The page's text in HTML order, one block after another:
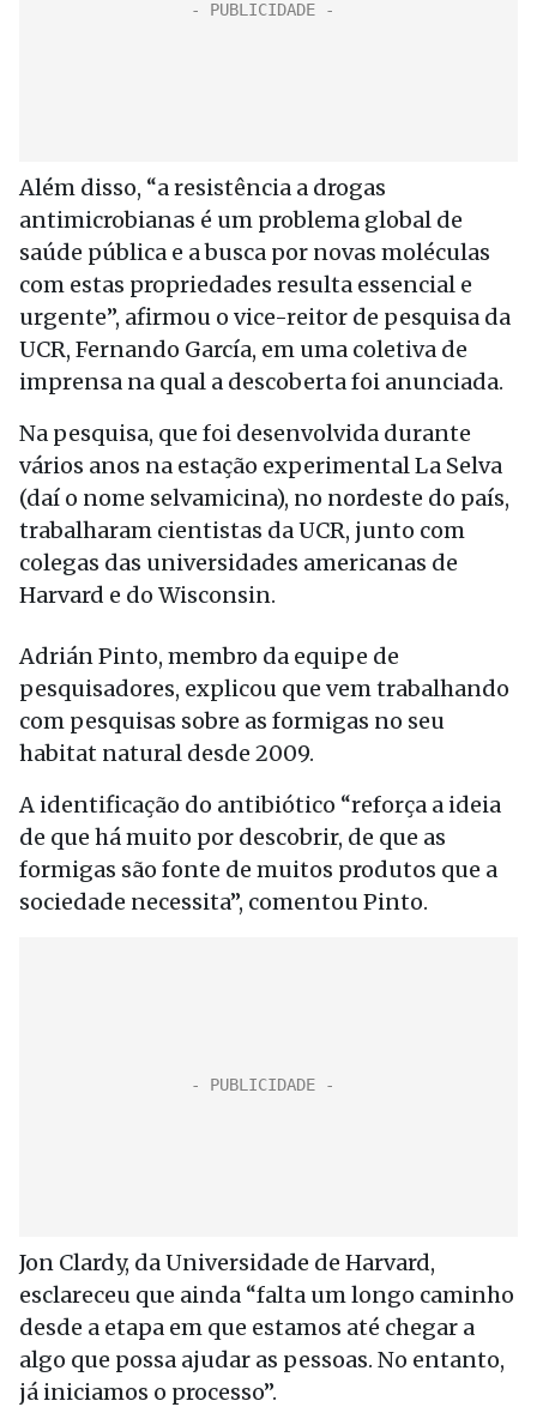
Além disso, “a resistência a drogas
antimicrobianas é um problema global de
saúde pública e a busca por novas moléculas
com estas propriedades resulta essencial e
urgente”, afirmou o vice-reitor de pesquisa da
UCR, Fernando García, em uma coletiva de
imprensa na qual a descoberta foi anunciada.
Na pesquisa, que foi desenvolvida durante
vários anos na estação experimental La Selva
(daí o nome selvamicina), no nordeste do país,
trabalharam cientistas da UCR, junto com
colegas das universidades americanas de
Harvard e do Wisconsin.
Adrián Pinto, membro da equipe de
pesquisadores, explicou que vem trabalhando
com pesquisas sobre as formigas no seu
habitat natural desde 2009.
A identificação do antibiótico “reforça a ideia
de que há muito por descobrir, de que as
formigas são fonte de muitos produtos que a
sociedade necessita”, comentou Pinto.
Jon Clardy, da Universidade de Harvard,
esclareceu que ainda “falta um longo caminho
desde a etapa em que estamos até chegar a
algo que possa ajudar as pessoas. No entanto,
já iniciamos o processo”.